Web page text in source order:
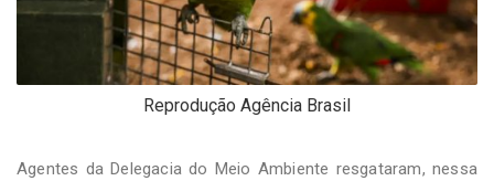
Reprodução Agência Brasil
Agentes da Delegacia do Meio Ambiente resgataram, nessa